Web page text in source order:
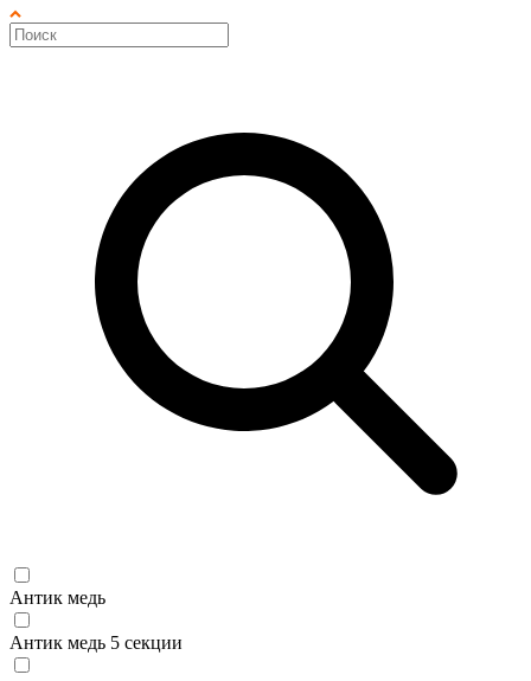
Антик медь
Антик медь 5 секции